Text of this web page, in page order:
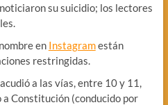
su suicidio; los lectores
en Instagramestán
restringidas.
a las vías, entre 10 y 11,
Constitución (conducido por